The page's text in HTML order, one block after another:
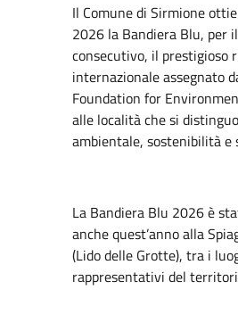
Il Comune di Sirmione
2026 la Bandiera Blu, per
consecutivo, il prestigioso
internazionale assegnato
Foundation for
alle località che si
ambientale, sostenibilità e
La Bandiera Blu 2026 è
anche quest’anno alla
(Lido delle Grotte), tra i
rappresentativi del